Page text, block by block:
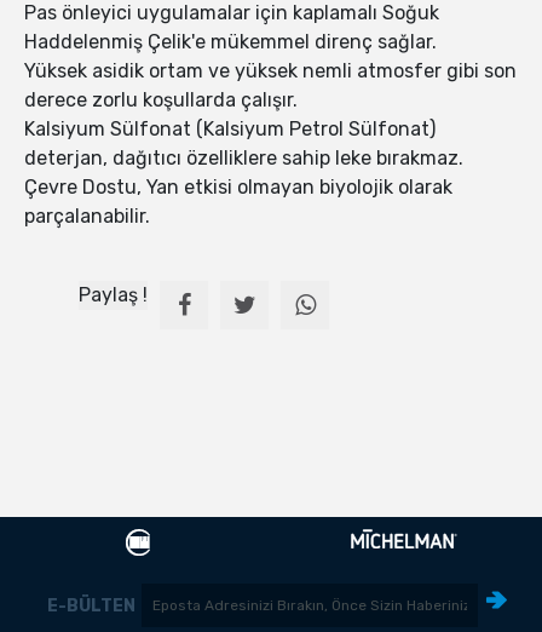
Pas önleyici uygulamalar için kaplamalı Soğuk
Haddelenmiş Çelik'e mükemmel direnç sağlar.
Yüksek asidik ortam ve yüksek nemli atmosfer gibi son
derece zorlu koşullarda çalışır.
Kalsiyum Sülfonat (Kalsiyum Petrol Sülfonat)
deterjan, dağıtıcı özelliklere sahip leke bırakmaz.
Çevre Dostu, Yan etkisi olmayan biyolojik olarak
parçalanabilir.
Paylaş !
E-BÜLTEN